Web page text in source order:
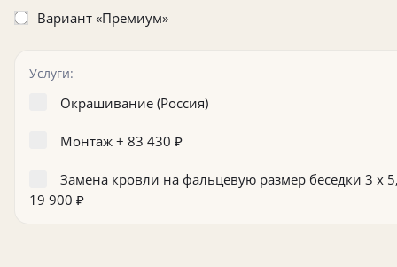
Вариант «Премиум»
Услуги:
Окрашивание (Россия)
Монтаж + 83 430 ₽
Замена кровли на фальцевую размер беседки 3 х
19 900 ₽